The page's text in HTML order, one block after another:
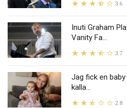
3.6
Inuti Graham
Vanity Fa...
3.7
Jag fick en
kalla...
2.8